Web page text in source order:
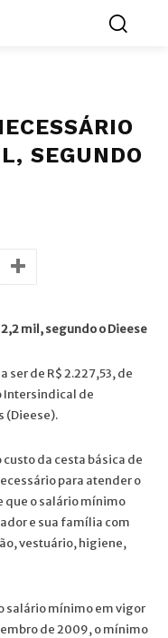
SEGUNDO
mil, segundo o Dieese
ser de R$ 2.227,53, de
Intersindical de
(Dieese).
da cesta básica de
para atender o
que o salário mínimo
e sua família com
vestuário, higiene,
salário mínimo em vigor
de 2009, o mínimo